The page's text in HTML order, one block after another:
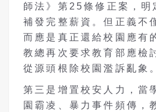
師法》第25條修正案，明
補發完整薪資。但正義不
而應是真正還給校園應有
教總再次要求教育部應檢
從源頭根除校園濫訴亂象。
第三是增置校安人力，當
園霸凌、暴力事件頻傳，